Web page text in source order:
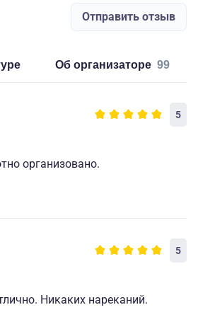
Отправить отзыв
туре об организаторе 99
5
организовано.
5
Никаких нареканий.